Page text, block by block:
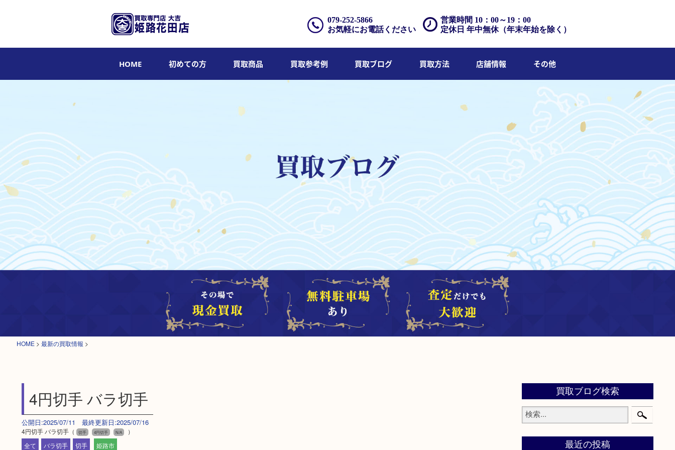
営業時間 10：00～19：00
定休日 年中無休（年末年始を除く）
079-252-5866
お気軽にお電話ください
HOME 初めての方 買取商品 買取参考例 買取ブログ 買取方法 店舗情報 その他
HOME > 最新の買取情報 >
4円切手 バラ切手
公開日:2025/07/11 最終更新日:2025/07/16
4円切手 バラ切手（ 切手 4円切手 N/A
）
全て
バラ切手 切手 姫路市
買取ブログ検索
最近の投稿